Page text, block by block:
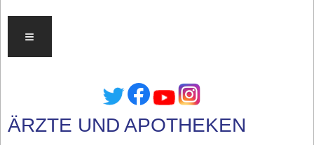
≡
ÄRZTE UND APOTHEKEN